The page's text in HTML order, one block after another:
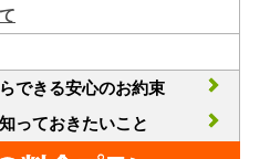
できる安心のお約束
っておきたいこと